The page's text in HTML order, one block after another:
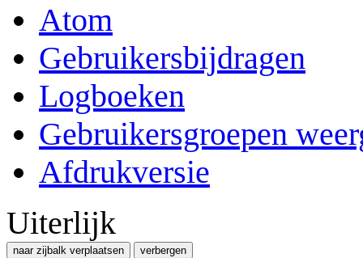
Atom
Gebruikersbijdragen
Logboeken
Gebruikersgroepen
Afdrukversie
Uiterlijk
naar zijbalk verplaatsen verbergen